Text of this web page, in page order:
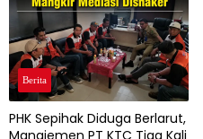
Berita
PHK Sepihak Diduga Berlarut,
Manajemen PT KTC Tiga Kali